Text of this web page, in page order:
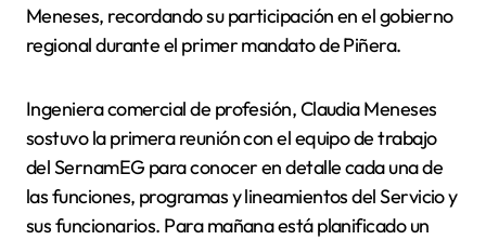
Meneses, recordando su participación en el gobierno
regional durante el primer mandato de Piñera.
Ingeniera comercial de profesión, Claudia Meneses
sostuvo la primera reunión con el equipo de trabajo
del SernamEG para conocer en detalle cada una de
las funciones, programas y lineamientos del Servicio y
sus funcionarios. Para mañana está planificado un